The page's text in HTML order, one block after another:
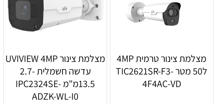
מצלמת צינור טרמית 4MP
ל50 מטר TIC2621SR-F3-
4F4AC-VD
מצלמת צינור UVIVIEW 4MP
עדשה חשמלית 2.7-
13.5מ"מ IPC2324SE-
ADZK-WL-I0